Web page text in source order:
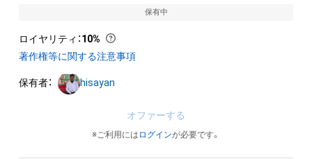
保有中
ロイヤリティ ：10%
著作権等に関する注意事項
保有者： hisayan
オファーする
※ご利用には ログインが必要です。